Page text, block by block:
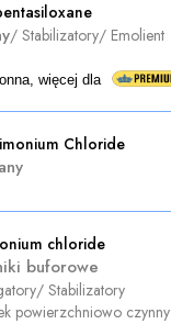
/ Stabilizatory/ Emolient
więcej dla
Chloride
chloride
buforowe
/ Stabilizatory
powierzchniowo czynny